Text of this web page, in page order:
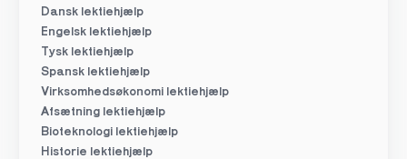
Dansk lektiehjælp
Engelsk lektiehjælp
Tysk lektiehjælp
Spansk lektiehjælp
Virksomhedsøkonomi lektiehjælp
Afsætning lektiehjælp
Bioteknologi lektiehjælp
Historie lektiehjælp